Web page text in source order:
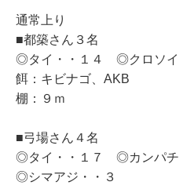
通常上り
■都築さん３名
◎タイ・・１４ ◎クロソイ
餌：キビナゴ、AKB
棚：９ｍ
■弓場さん４名
◎タイ・・１７ ◎カンパ
◎シマアジ・・３